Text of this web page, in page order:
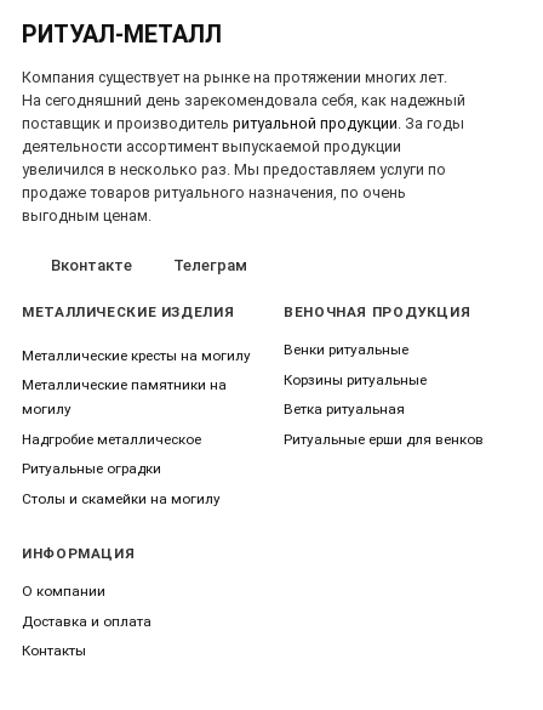
РИТУАЛ-МЕТАЛЛ
Компания существует на рынке на протяжении многих лет.
На сегодняшний день зарекомендовала себя, как надежный
поставщик и производитель ритуальной продукции. За годы
деятельности ассортимент выпускаемой продукции
увеличился в несколько раз. Мы предоставляем услуги по
продаже товаров ритуального назначения, по очень
выгодным ценам.
Вконтакте Телеграм
МЕТАЛЛИЧЕСКИЕ ИЗДЕЛИЯ
Металлические кресты на могилу
Металлические памятники на
могилу
Надгробие металлическое
Ритуальные оградки
Столы и скамейки на могилу
ВЕНОЧНАЯ ПРОДУКЦИЯ
Венки ритуальные
Корзины ритуальные
Ветка ритуальная
Ритуальные ерши для венков
ИНФОРМАЦИЯ
О компании
Доставка и оплата
Контакты